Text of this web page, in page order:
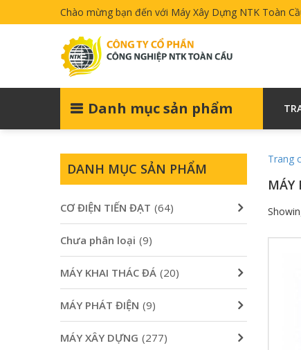
Chào mừng bạn đến với Máy Xây Dựng NTK Toàn
Danh mục sản phẩm
Trang
MÁY
DANH MỤC SẢN PHẨM
CƠ ĐIỆN TIẾN ĐẠT (64)
Chưa phân loại (9)
MÁY KHAI THÁC ĐÁ (20)
MÁY PHÁT ĐIỆN (9)
MÁY XÂY DỰNG (277)